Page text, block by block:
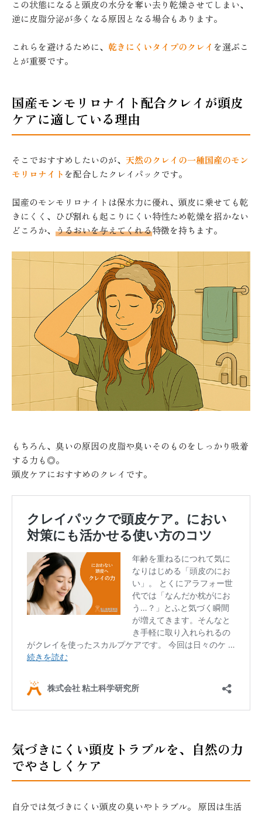
この状態になると頭皮の水分を奪い去り乾燥させてしまい、
逆に皮脂分泌が多くなる原因となる場合もあります。
これらを避けるために、 乾きにくいタイプのクレイ を選ぶこ
とが重要です。
国産モンモリロナイト配合クレイが頭皮
ケアに適している理由
そこでおすすめしたいのが、 天然のクレイの一種国産のモン
モリロナイト を配合したクレイパックです。
国産のモンモリロナイトは保水力に優れ、頭皮に乗せても乾
きにくく、ひび割れも起こりにくい特性ため乾燥を招かない
どころか、 うるおいを与えてくれる特徴を持ちます。
もちろん、臭いの原因の皮脂や臭いそのものをしっかり吸着
する力も◎。
頭皮ケアにおすすめのクレイです。
気づきにくい頭皮トラブルを、自然の力
でやさしくケア
自分では気づきにくい頭皮の臭いやトラブル。 原因は生活